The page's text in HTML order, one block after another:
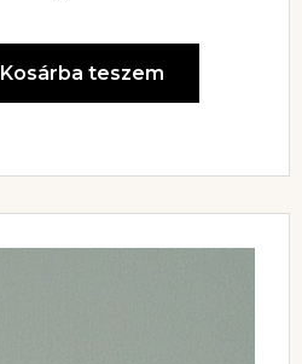
Kosárba teszem